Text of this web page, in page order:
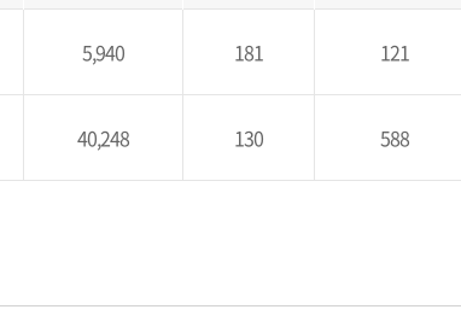
5,940 181 121
40,248 130 588